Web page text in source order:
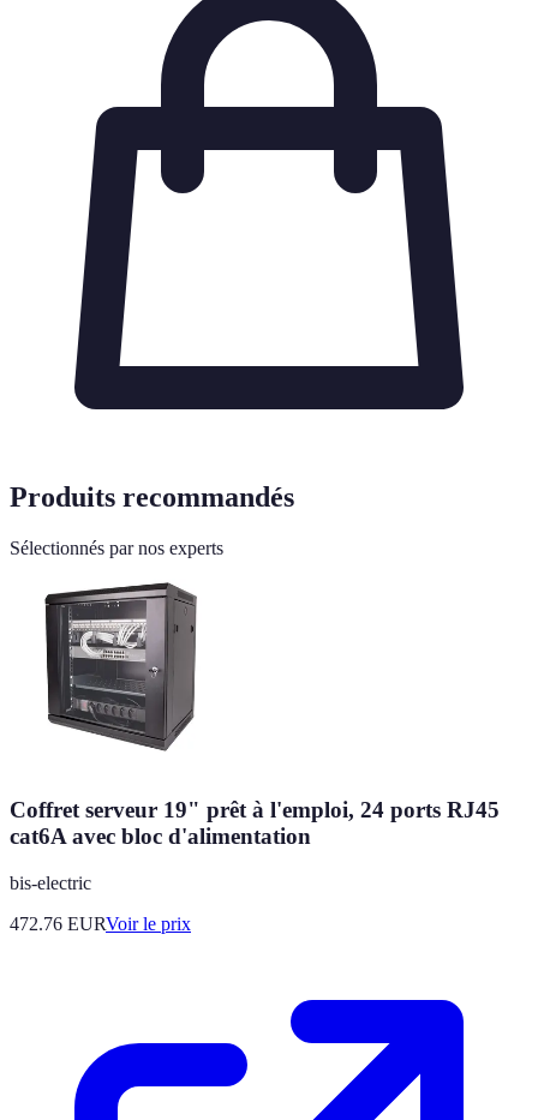
Produits recommandés
Sélectionnés par nos experts
Coffret serveur 19" prêt à l'emploi, 24 ports RJ45
cat6A avec bloc d'alimentation
bis-electric
472.76 EURVoir le prix